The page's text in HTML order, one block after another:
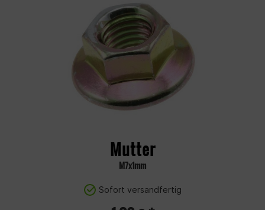
Mutter
M7x1mm
Sofort versandfertig